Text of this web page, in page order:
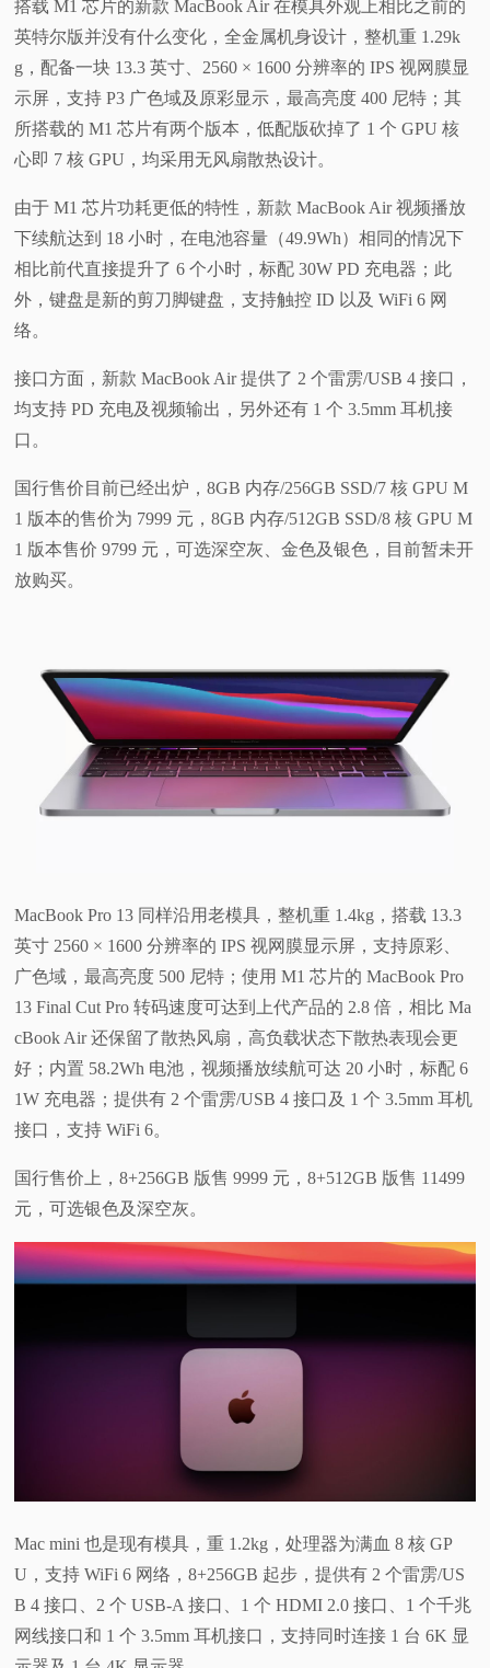
搭载 M1 芯片的新款 MacBook Air 在模具外观上相比之前的
英特尔版并没有什么变化，全金属机身设计，整机重 1.29k
g，配备一块 13.3 英寸、2560 × 1600 分辨率的 IPS 视网膜显
示屏，支持 P3 广色域及原彩显示，最高亮度 400 尼特；其
所搭载的 M1 芯片有两个版本，低配版砍掉了 1 个 GPU 核
心即 7 核 GPU，均采用无风扇散热设计。
由于 M1 芯片功耗更低的特性，新款 MacBook Air 视频播放
下续航达到 18 小时，在电池容量（49.9Wh）相同的情况下
相比前代直接提升了 6 个小时，标配 30W PD 充电器；此
外，键盘是新的剪刀脚键盘，支持触控 ID 以及 WiFi 6 网
络。
接口方面，新款 MacBook Air 提供了 2 个雷雳/USB 4 接口，
均支持 PD 充电及视频输出，另外还有 1 个 3.5mm 耳机接
口。
国行售价目前已经出炉，8GB 内存/256GB SSD/7 核 GPU M
1 版本的售价为 7999 元，8GB 内存/512GB SSD/8 核 GPU M
1 版本售价 9799 元，可选深空灰、金色及银色，目前暂未开
放购买。
MacBook Pro 13 同样沿用老模具，整机重 1.4kg，搭载 13.3
英寸 2560 × 1600 分辨率的 IPS 视网膜显示屏，支持原彩、
广色域，最高亮度 500 尼特；使用 M1 芯片的 MacBook Pro
13 Final Cut Pro 转码速度可达到上代产品的 2.8 倍，相比 Ma
cBook Air 还保留了散热风扇，高负载状态下散热表现会更
好；内置 58.2Wh 电池，视频播放续航可达 20 小时，标配 6
1W 充电器；提供有 2 个雷雳/USB 4 接口及 1 个 3.5mm 耳机
接口，支持 WiFi 6。
国行售价上，8+256GB 版售 9999 元，8+512GB 版售 11499
元，可选银色及深空灰。
Mac mini 也是现有模具，重 1.2kg，处理器为满血 8 核 GP
U，支持 WiFi 6 网络，8+256GB 起步，提供有 2 个雷雳/US
B 4 接口、2 个 USB-A 接口、1 个 HDMI 2.0 接口、1 个千兆
网线接口和 1 个 3.5mm 耳机接口，支持同时连接 1 台 6K 显